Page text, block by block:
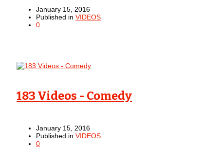
January 15, 2016
Published in VIDEOS
0
183 Videos - Comedy
January 15, 2016
Published in VIDEOS
0